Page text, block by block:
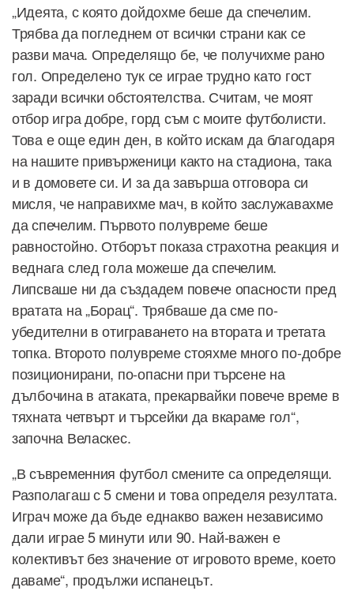
„Идеята, с която дойдохме беше да спечелим.
Трябва да погледнем от всички страни как се
разви мача. Определящо бе, че получихме рано
гол. Определено тук се играе трудно като гост
заради всички обстоятелства. Считам, че моят
отбор игра добре, горд съм с моите футболисти.
Това е още един ден, в който искам да благодаря
на нашите привърженици както на стадиона, така
и в домовете си. И за да завърша отговора си
мисля, че направихме мач, в който заслужавахме
да спечелим. Първото полувреме беше
равностойно. Отборът показа страхотна реакция и
веднага след гола можеше да спечелим.
Липсваше ни да създадем повече опасности пред
вратата на „Борац“. Трябваше да сме по-
убедителни в отиграването на втората и третата
топка. Второто полувреме стояхме много по-добре
позиционирани, по-опасни при търсене на
дълбочина в атаката, прекарвайки повече време в
тяхната четвърт и търсейки да вкараме гол“,
започна Веласкес.
„В съвременния футбол смените са определящи.
Разполагаш с 5 смени и това определя резултата.
Играч може да бъде еднакво важен независимо
дали играе 5 минути или 90. Най-важен е
колективът без значение от игровото време, което
даваме“, продължи испанецът.